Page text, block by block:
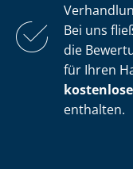
Bei uns
die
für Ihren
enthalten.